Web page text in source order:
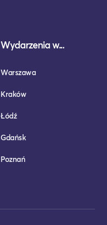
Wydarzenia w...
Warszawa
Kraków
Łódź
Gdańsk
Poznań